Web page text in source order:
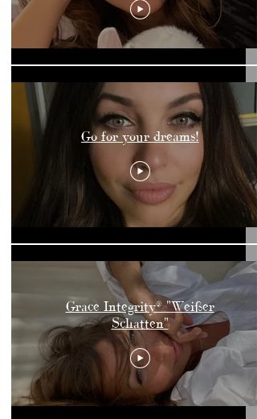
Go for your dreams!
Grace Integrity®️ "Weißer
Schatten"